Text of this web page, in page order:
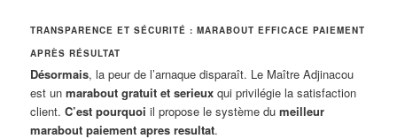
TRANSPARENCE ET SÉCURITÉ : MARABOUT EFFICACE PAIEMENT
APRÈS RÉSULTAT
Désormais, la peur de l’arnaque disparaît. Le Maître Adjinacou
est unmarabout gratuit et serieux qui privilégie la satisfaction
client.C’est pourquoi il propose le système dumeilleur
marabout paiement apres resultat.